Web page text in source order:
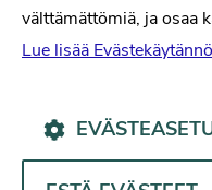
välttämättömiä, ja osaa
Lue lisää